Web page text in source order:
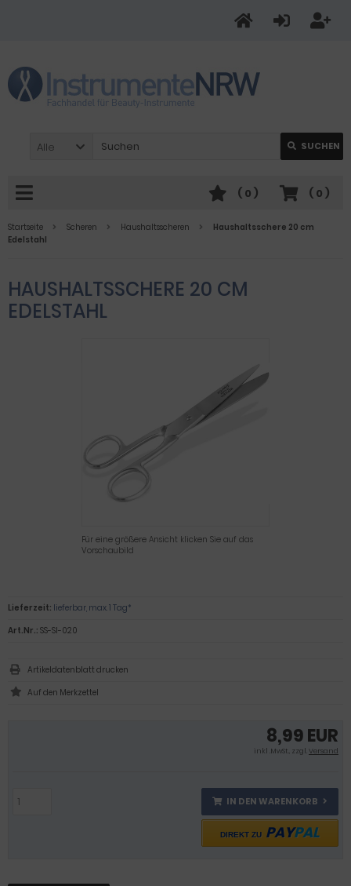
Alle SUCHEN
( 0 )
( 0 )
Startseite Scheren Haushaltsscheren
Haushaltsschere 20 cm
Edelstahl
HAUSHALTSSCHERE 20 CM
EDELSTAHL
Für eine größere Ansicht klicken Sie auf das
Vorschaubild
8,99 EUR
inkl .MwSt., zzgl.Versand
IN DEN WARENKORB
DIREKT ZU PAYPAL
Lieferzeit: lieferbar, max. 1 Tag*
Art.Nr.: SS-SI-020
Artikeldatenblatt drucken